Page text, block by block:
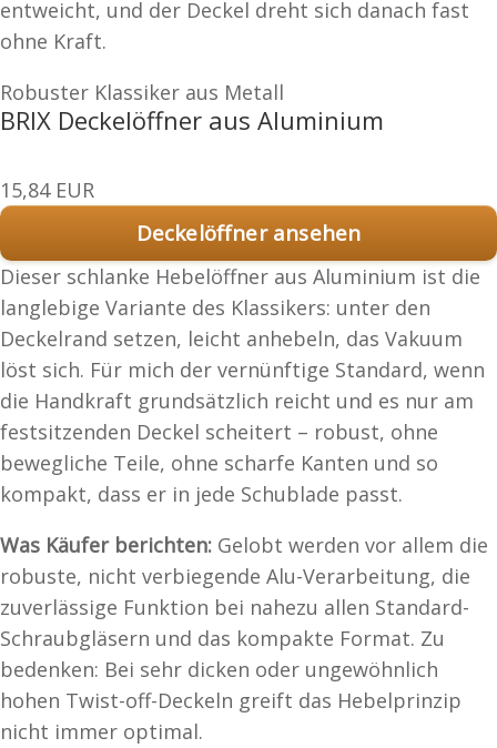
entweicht, und der Deckel dreht sich danach fast
ohne Kraft.
Robuster Klassiker aus Metall
BRIX Deckelöffner aus Aluminium
15,84 EUR
Deckelöffner ansehen
Dieser schlanke Hebelöffner aus Aluminium ist die
langlebige Variante des Klassikers: unter den
Deckelrand setzen, leicht anhebeln, das Vakuum
löst sich. Für mich der vernünftige Standard, wenn
die Handkraft grundsätzlich reicht und es nur am
festsitzenden Deckel scheitert – robust, ohne
bewegliche Teile, ohne scharfe Kanten und so
kompakt, dass er in jede Schublade passt.
Was Käufer berichten: Gelobt werden vor allem die
robuste, nicht verbiegende Alu-Verarbeitung, die
zuverlässige Funktion bei nahezu allen Standard-
Schraubgläsern und das kompakte Format. Zu
bedenken: Bei sehr dicken oder ungewöhnlich
hohen Twist-off-Deckeln greift das Hebelprinzip
nicht immer optimal.